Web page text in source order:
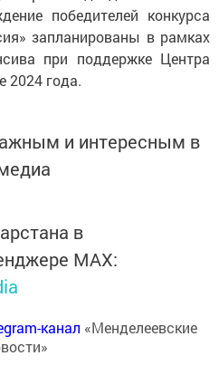
победителей конкурса
запланированы в рамках
при поддержке Центра
2024 года.
и интересным в
в
MАХ:
канал «Менделеевские